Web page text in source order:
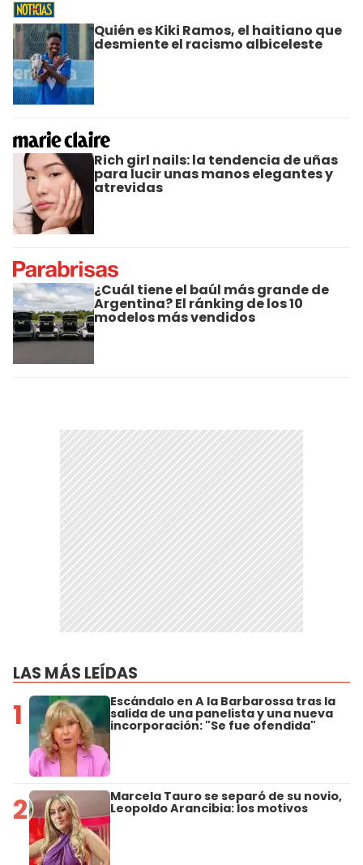
Quién es Kiki Ramos, el haitiano que
desmiente el racismo albiceleste
Rich girl nails: la tendencia de uñas
para lucir unas manos elegantes y
atrevidas
¿Cuál tiene el baúl más grande de
Argentina? El ránking de los 10
modelos más vendidos
LAS MÁS LEÍDAS
1 Escándalo en A la Barbarossa tras la
salida de una panelista y una nueva
incorporación: "Se fue ofendida"
2 Marcela Tauro se separó de su novio,
Leopoldo Arancibia: los motivos